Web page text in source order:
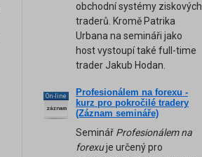
obchodní systémy ziskových
traderů. Kromě Patrika
Urbana na semináři jako
host vystoupí také full-time
trader Jakub Hodan.
On-line
záznam
Profesionálem na forexu -
kurz pro pokročilé tradery
(Záznam semináře)
Seminář Profesionálem na
forexuje určený pro